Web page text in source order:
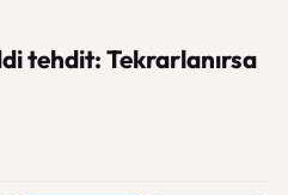
tehdit: Tekrarlanırsa